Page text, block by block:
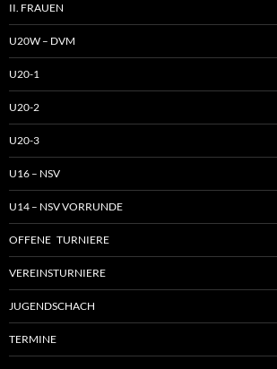
II. FRAUEN
U20W – DVM
U20-1
U20-2
U20-3
U16 – NSV
U14 – NSV VORRUNDE
OFFENE TURNIERE
VEREINSTURNIERE
JUGENDSCHACH
TERMINE